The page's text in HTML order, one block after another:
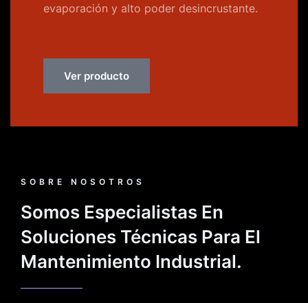
evaporación y alto poder desincrustante.
Ver producto
SOBRE NOSOTROS
Somos Especialistas En
Soluciones Técnicas Para El
Mantenimiento Industrial.